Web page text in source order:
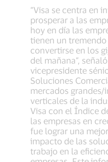
“Visa se centra en
prosperar a las
hoy en día las
tienen un
convertirse en los
del mañana”,
vicepresidente
Soluciones
mercados
verticales de la
Visa con el Índice
las empresas en
fue lograr una
impacto de las
trabajo en la